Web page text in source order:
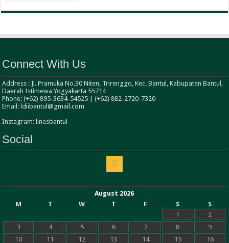
Connect With Us
Address : Jl. Pramuka No.30 Niten, Trirenggo, Kec. Bantul, Kabupaten Bantul,
Daerah Istimewa Yogyakarta 55714
Phone: (+62) 895-3634-54525 | (+62) 882-2720-7320
Email: ldiibantul@gmail.com
Instagram: linesbantul
Social
August 2026
M
T W T F S
S
1
2
3
4 5 6 7 8
9
10
11 12 13 14 15 16